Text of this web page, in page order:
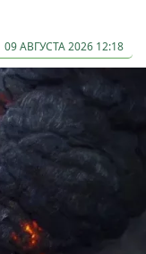
09 АВГУСТА 2026 12:18